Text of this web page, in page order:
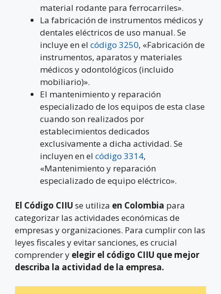
material rodante para ferrocarriles».
La fabricación de instrumentos médicos y
dentales eléctricos de uso manual. Se
incluye en el código 3250, «Fabricación de
instrumentos, aparatos y materiales
médicos y odontológicos (incluido
mobiliario)».
El mantenimiento y reparación
especializado de los equipos de esta clase
cuando son realizados por
establecimientos dedicados
exclusivamente a dicha actividad. Se
incluyen en el código 3314,
«Mantenimiento y reparación
especializado de equipo eléctrico».
El Código CIIU se utiliza en Colombia para
categorizar las actividades económicas de
empresas y organizaciones. Para cumplir con las
leyes fiscales y evitar sanciones, es crucial
comprender y elegir el código CIIU que mejor
describa la actividad de la empresa.